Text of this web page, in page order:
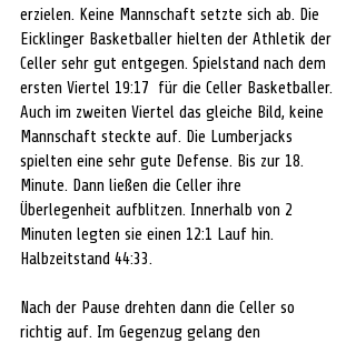
erzielen. Keine Mannschaft setzte sich ab. Die
Eicklinger Basketballer hielten der Athletik der
Celler sehr gut entgegen. Spielstand nach dem
ersten Viertel 19:17  für die Celler Basketballer.
Auch im zweiten Viertel das gleiche Bild, keine
Mannschaft steckte auf. Die Lumberjacks
spielten eine sehr gute Defense. Bis zur 18.
Minute. Dann ließen die Celler ihre
Überlegenheit aufblitzen. Innerhalb von 2
Minuten legten sie einen 12:1 Lauf hin.
Halbzeitstand 44:33.
Nach der Pause drehten dann die Celler so
richtig auf. Im Gegenzug gelang den